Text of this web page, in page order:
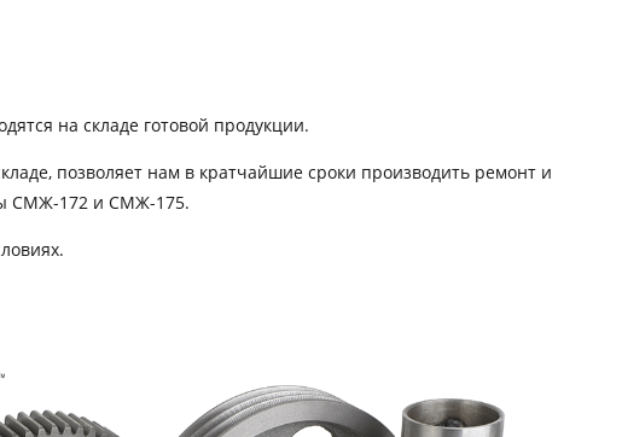
на складе готовой продукции.
позволяет нам в кратчайшие сроки производить ремонт и
СМЖ-172 и СМЖ-175.